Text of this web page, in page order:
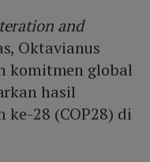
and
Oktavianus
komitmen global
hasil
ke-28 (COP28) di